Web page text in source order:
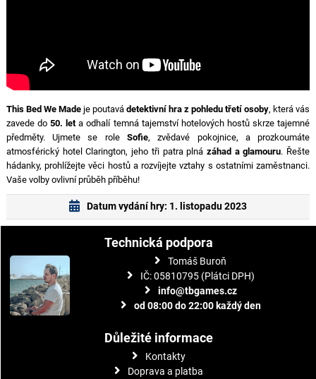
This Bed We Madeje poutavádetektivní hra z pohledu třetí osoby, která vás
zavede do50. let a odhalí temná tajemství hotelových hostů skrze tajemné
předměty. Ujmete se role Sofie, zvědavé pokojnice, a prozkoumáte
atmosférický hotel Clarington, jeho tři patra plná záhad a glamouru. Řešte
hádanky, prohlížejte věci hostů a rozvíjejte vztahy s ostatními zaměstnanci.
Vaše volby ovlivní průběh příběhu!
Datum vydání hry: 1. listopadu 2023
Technická podpora
Tomáš Buroň
IČ: 05810795 (Plátci DPH)
info@tbgames.cz
od 08:00 do 22:00 každý den
Důležité informace
Kontakty
Doprava a platba